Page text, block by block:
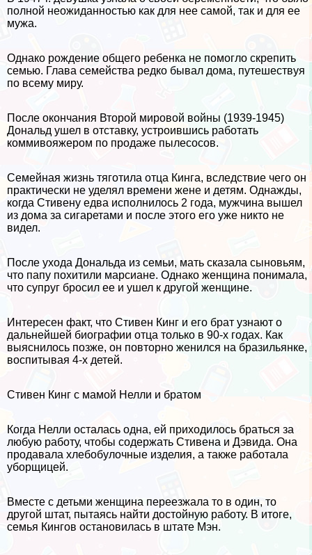
полной неожиданностью как для нее самой, так и для ее
мужа.
Однако рождение общего ребенка не помогло скрепить
семью. Глава семейства редко бывал дома, путешествуя
по всему миру.
После окончания Второй мировой войны (1939-1945)
Дональд ушел в отставку, устроившись работать
коммивояжером по продаже пылесосов.
Семейная жизнь тяготила отца Кинга, вследствие чего он
пpaктически не уделял времени жене и детям. Однажды,
когда Стивену едва исполнилось 2 года, мужчина вышел
из дома за сигаретами и после этого его уже никто не
видел.
После ухода Дональда из семьи, мать сказала сыновьям,
что папу похитили марсиане. Однако женщина понимала,
что супруг бросил ее и ушел к другой женщине.
Интересен факт, что Стивен Кинг и его брат узнают о
дальнейшей биографии отца только в 90-х годах. Как
выяснилось позже, он повторно женился на бразильянке,
воспитывая 4-х детей.
Стивен Кинг с мамой Нелли и братом
Когда Нелли осталась одна, ей приходилось браться за
любую работу, чтобы содержать Стивена и Дэвида. Она
продавала хлебобулочные изделия, а также работала
уборщицей.
Вместе с детьми женщина переезжала то в один, то
другой штат, пытаясь найти достойную работу. В итоге,
семья Кингов остановилась в штате Мэн.